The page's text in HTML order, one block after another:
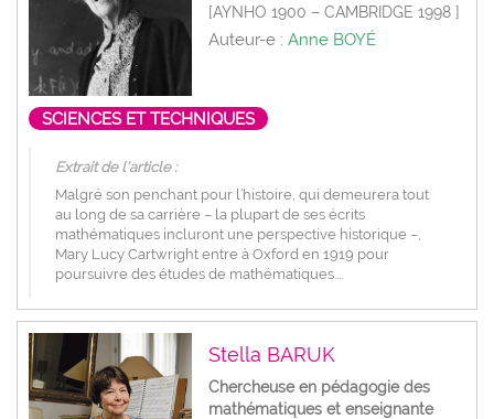
[AYNHO 1900 – CAMBRIDGE 1998 ]
SCIENCES ET TECHNIQUES
Auteur-e : Anne BOYÉ
Extrait de l'article :
Malgré son penchant pour l’histoire, qui demeurera tout
au long de sa carrière – la plupart de ses écrits
mathématiques incluront une perspective historique –,
Mary Lucy Cartwright entre à Oxford en 1919 pour
poursuivre des études de mathématiques....
Stella BARUK
Chercheuse en pédagogie des
mathématiques et enseignante